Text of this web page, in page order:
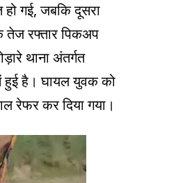
गई, जबकि दूसरा
तेज रफ्तार पिकअप
थाना अंतर्गत
हुई है। घायल युवक को
रेफर कर दिया गया।